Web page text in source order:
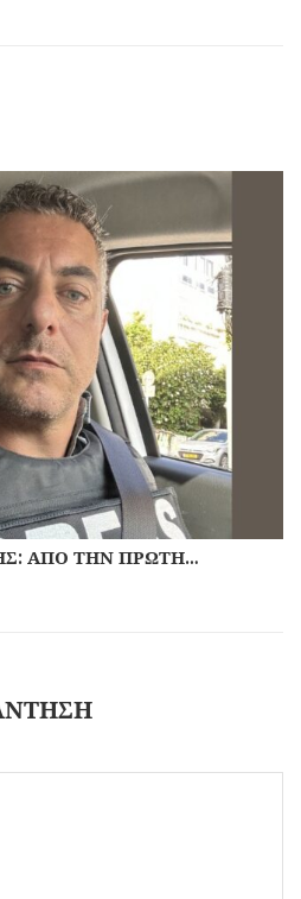
ΑΠΌ ΤΗΝ ΠΡΏΤΗ…